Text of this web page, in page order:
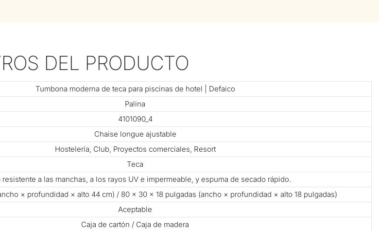
DEL PRODUCTO
Tumbona moderna de teca para piscinas de hotel | Defaico
Palina
4101090_4
Chaise longue ajustable
Hostelería, Club, Proyectos comerciales, Resort
Teca
a las manchas, a los rayos UV e impermeable, y espuma de secado rápido.
× profundidad × alto 44 cm) / 80 × 30 × 18 pulgadas (ancho × profundidad × alto 18 pulgadas)
Aceptable
Caja de cartón / Caja de madera